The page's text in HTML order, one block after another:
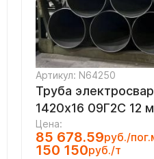
Артикул: N64250
Труба
1420х16 09Г2С 12 м
Цена:
85 678.59руб./
150 150руб./т